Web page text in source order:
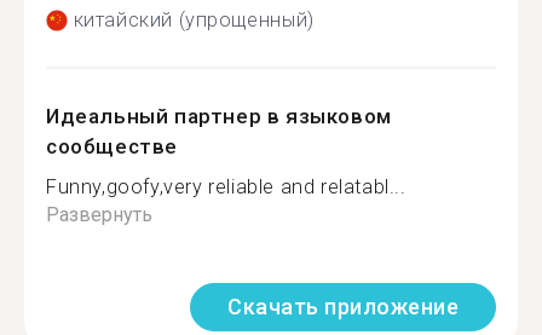
китайский (упрощенный)
Идеальный партнер в языковом
сообществе
Funny,goofy,very reliable and relatabl...
Развернуть
Скачать приложение